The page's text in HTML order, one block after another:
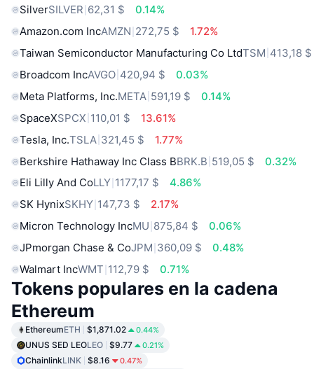
SilverSILVER 62,31 $
0.14%
Amazon.com IncAMZN 272,75 $
1.72%
Taiwan Semiconductor Manufacturing Co LtdTSM 413,18 $
Broadcom IncAVGO 420,94 $
0.03%
Meta Platforms, Inc.META 591,19 $
0.14%
SpaceXSPCX 110,01 $
13.61%
Tesla, Inc.TSLA 321,45 $
1.77%
Berkshire Hathaway Inc Class BBRK.B 519,05 $
0.32%
Eli Lilly And CoLLY 1177,17 $
4.86%
SK HynixSKHY 147,73 $
2.17%
Micron Technology IncMU 875,84 $
0.06%
JPmorgan Chase & CoJPM 360,09 $
0.48%
Walmart IncWMT 112,79 $ 0.71%
Tokens populares en la cadena
Ethereum
EthereumETH $1,871.02 0.44%
UNUS SED LEOLEO $9.77 0.21%
ChainlinkLINK $8.16 0.47%